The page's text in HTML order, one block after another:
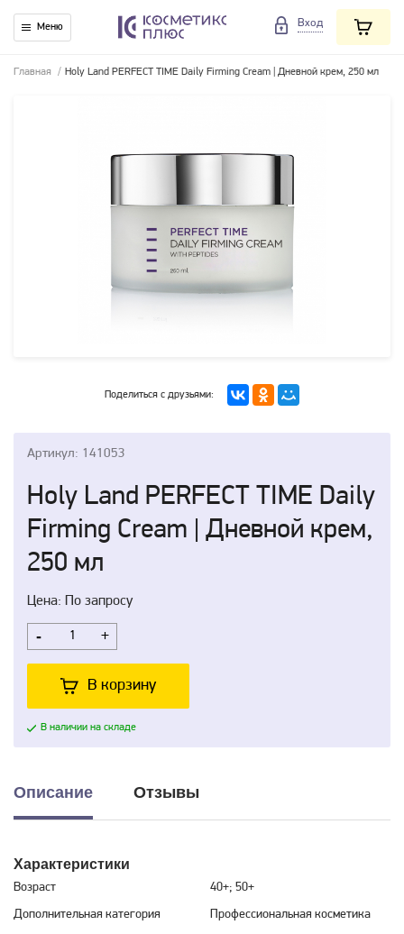
Меню Вход
Главная / Holy Land PERFECT TIME Daily Firming Cream | Дневной крем, 250 мл
Поделиться с друзьями:
Артикул: 141053
Holy Land PERFECT TIME Daily
Firming Cream | Дневной крем,
250 мл
Цена: По запросу
- +
В корзину
В наличии на складе
Описание Отзывы
Характеристики
Возраст
40+; 50+
Дополнительная категория
Профессиональная косметика